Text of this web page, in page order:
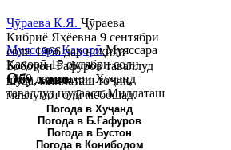
Муяссара ҚаҳорӣМуяссара
Қаҳорӣ 15 октябри соли
1979 дар шаҳри Хуҷанд
таваллуд шудааст. Миллаташ
тоҷик. Маълумот олӣ. Соли
2002 Донишгоҳи давлатии
Хуҷанд ба...
Ҷӯраева К.Я. Ҷӯраева
Кибриё Яҳёевна 9 сентябри
соли 1966 дар ноҳияи
Бобоҷон Ғафуров таваллуд
шуда, миллаташ тоҷик,
маълумот олӣ мебошад.
Соли 1997 Донишг...
Обу хаво
Погода в Хуҷанд
Погода в Б.Ғафуров
Погода в Бустон
Погода в Конибодом